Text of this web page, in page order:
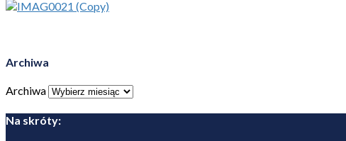
Archiwa
Archiwa
Na skróty: